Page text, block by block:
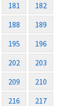
181
182
188
189
195
196
202
203
209
210
216
217